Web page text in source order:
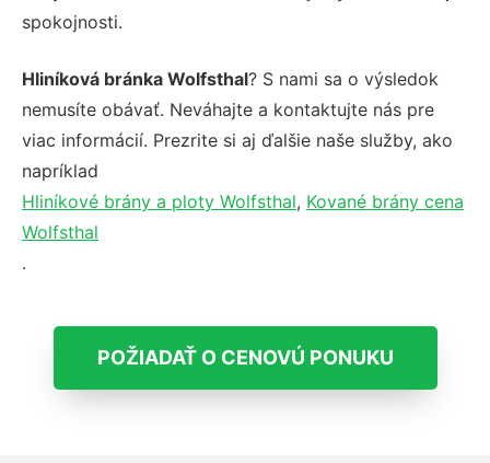
spokojnosti.
Hliníková bránka Wolfsthal? S nami sa o výsledok
nemusíte obávať. Neváhajte a kontaktujte nás pre
viac informácií. Prezrite si aj ďalšie naše služby, ako
napríklad
Hliníkové brány a ploty Wolfsthal, Kované brány cena
Wolfsthal
.
POŽIADAŤ O CENOVÚ PONUKU